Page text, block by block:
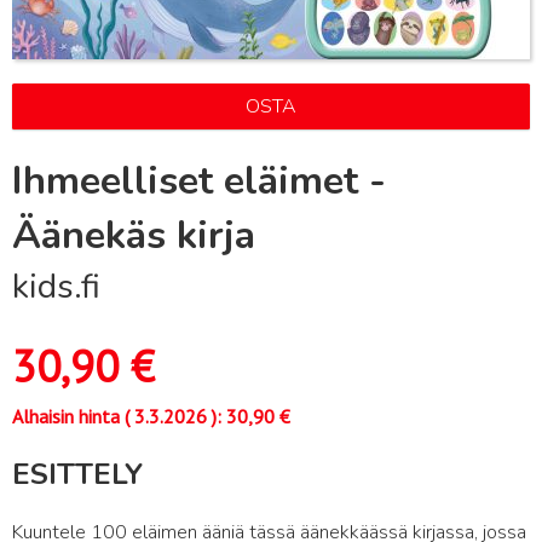
OSTA
Ihmeelliset eläimet -
Äänekäs kirja
kids.fi
30,90€
Alhaisin hinta (3.3.2026): 30,90 €
ESITTELY
Kuuntele 100 eläimen ääniä tässä äänekkäässä kirjassa, jossa